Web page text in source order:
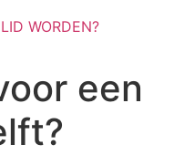
LID WORDEN?
een